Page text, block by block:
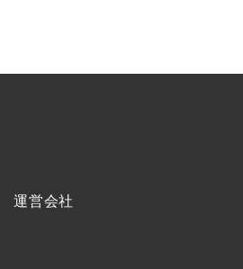
運営会社